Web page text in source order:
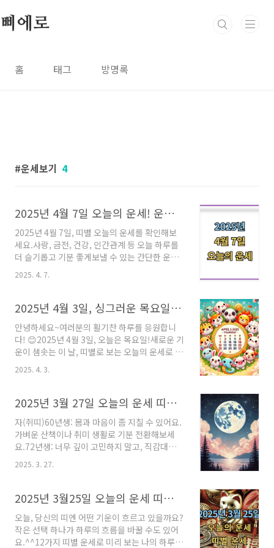
삐에로
홈 태그 방명록
운세보기 4
2025년 4월 7일 오늘의 운세! 운세 가이드!
2025년 4월 7일, 띠별 오늘의 운세를 확인해보
세요.사랑, 금전, 건강, 인간관계 등 오늘 하루를
더 슬기롭고 기분 좋게보낼 수 있는 간단한 운세
가이드입니다. 쥐띠부터 돼지띠까지,당신의 오늘
을 미리 엿보세요! ^^ 🐭 쥐띠오늘은 새로운 소
르기보단 차분한 하루가 좋습니다.🐮 소띠 불필
요한 말은 삼가고, 유연한 자세가 필요해요.협력
과 배려가 관계 유지의 핵심입니다.🐯 호랑이
띠 꾸준한 노력이 결실을 맺는 날입니다.기회가
생기면 망설이지 말고 도전하세요.🐰 토끼띠긍정
적인 마음이 좋은 기운을 불러옵니다.주변을 잘
수 있으니 자기계발에 힘써보세요.🐍 뱀띠자신감
이..
2025. 4. 7.
2025년 4월 3일, 싱그러운 목요일을 위한 오늘의 운세!
안녕하세요~여러분의 활기찬 하루를 응원합니
다! 😊2025년 4월 3일, 오늘은 목요일!새로운 기
운이 샘솟는 이 날, 띠별로 보는 오늘의 운세로 하
루를 기분 좋게 시작해보세요.가볍게 참고하시
고, 중요한 결정은 신중하게 하시는 걸 추천드릴
과감한 행동이 좋은 결과로 이어질 수 있어요.주
라임색🔢 행운의 숫자: 3🐮 소띠안정감 있게 하
루를 보내야 하는 날입니다. 감정보다는 이성적
으로!갈등은 피하고 부드럽게 대응해보세요.🎨
행운의 컬러: 베이지색🔢 행운의 숫자: 8🐯 호랑
도 몰라요.🎨 행운의 컬러: 빨간색🔢 행운의..
2025. 4. 3.
2025년 3월 27일 오늘의 운세 띠별 운세
자(쥐띠)60년생: 몸과 마음이 좀 지칠 수 있어요.
가벼운 산책이나 취미 생활로 기분 전환해보세
요.72년생: 너무 깊이 고민하지 말고, 직감대로
움직여보세요. 오래 고민하면 오히려 좋지 않을
수 있어요.84년생: 하고 싶은 말이 있다면 솔직하
년생: 너그러운 마음이 필요한 날이에요. 작은 것
에 연연하지 말고 큰 그림을 보세요.축(소띠)61
년생: 주변에 휩쓸리지 말고, 자신의 페이스를 유
지하세요. 꾸준함이 오늘의 키워드예요.73년생:
돈보다 사람을 우선시하세요. 의리와 신뢰가 더
2025. 3. 27.
2025년 3월25일 오늘의 운세 띠별 운세!!
오늘, 당신의 띠엔 어떤 기운이 흐르고 있을까요?
작은 선택 하나가 하루의 흐름을 바꿀 수도 있어
요.^^12가지 띠별 운세로 미리 보는 나의 하루